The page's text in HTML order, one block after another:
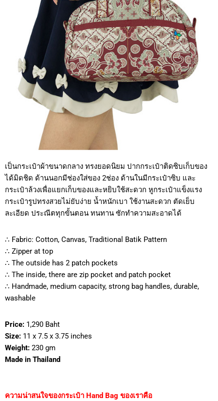
เป็นกระเป๋าผ้าขนาดกลาง ทรงยอดนิยม ปากกระเป๋าติดซิบเก็บของ
ได้มิดชิด ด้านนอกมีช่องใส่ของ 2ช่อง ด้านในมีกระเป๋าซิบ และ
กระเป๋าล้วงเพื่อแยกเก็บของและหยิบใช้สะดวก หูกระเป๋าแข็งแรง
กระเป๋ารูปทรงสวยไม่ยับง่าย น้ำหนักเบา ใช้งานสะดวก ตัดเย็บ
ละเอียด ประณีตทุกขั้นตอน ทนทาน ซักทำความสะอาดได้
∴ Fabric: Cotton, Canvas, Traditional Batik Pattern
∴ Zipper at top
∴ The outside has 2 patch pockets
∴ The inside, there are zip pocket and patch pocket
∴ Handmade, medium capacity, strong bag handles, durable,
washable
Price: 1,290 Baht
Size: 11 x 7.5 x 3.75 inches
Weight: 230 gm
Made in Thailand
ความน่าสนใจของกระเป๋า Hand Bag ของเราคือ